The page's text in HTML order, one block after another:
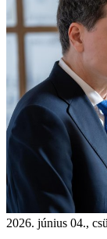
2026. június 04.,